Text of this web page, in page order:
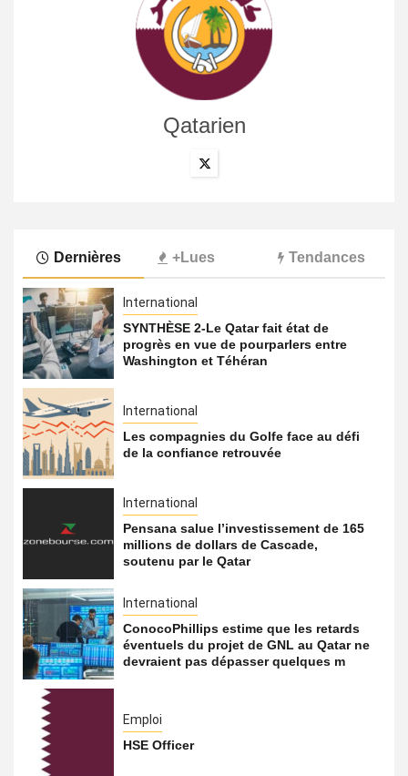
Qatarien
Dernières +Lues Tendances
International
SYNTHÈSE 2-Le Qatar fait état de
progrès en vue de pourparlers entre
Washington et Téhéran
International
Les compagnies du Golfe face au défi
de la confiance retrouvée
International
Pensana salue l’investissement de 165
millions de dollars de Cascade,
soutenu par le Qatar
International
ConocoPhillips estime que les retards
éventuels du projet de GNL au Qatar ne
devraient pas dépasser quelques m
Emploi
HSE Officer